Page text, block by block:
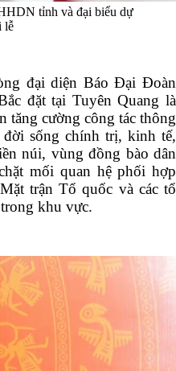
tỉnh và đại biểu dự
lễ
đại diện Báo Đại Đoàn
đặt tại Tuyên Quang là
tăng cường công tác thông
sống chính trị, kinh tế,
núi, vùng đồng bào dân
mối quan hệ phối hợp
trận Tổ quốc và các tổ
khu vực.